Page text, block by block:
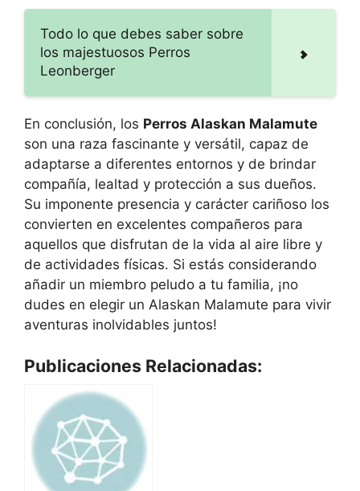
Todo lo que debes saber sobre
los majestuosos Perros
Leonberger
En conclusión, los Perros Alaskan Malamute
son una raza fascinante y versátil, capaz de
adaptarse a diferentes entornos y de brindar
compañía, lealtad y protección a sus dueños.
Su imponente presencia y carácter cariñoso los
convierten en excelentes compañeros para
aquellos que disfrutan de la vida al aire libre y
de actividades físicas. Si estás considerando
añadir un miembro peludo a tu familia, ¡no
dudes en elegir un Alaskan Malamute para vivir
aventuras inolvidables juntos!
Publicaciones Relacionadas: